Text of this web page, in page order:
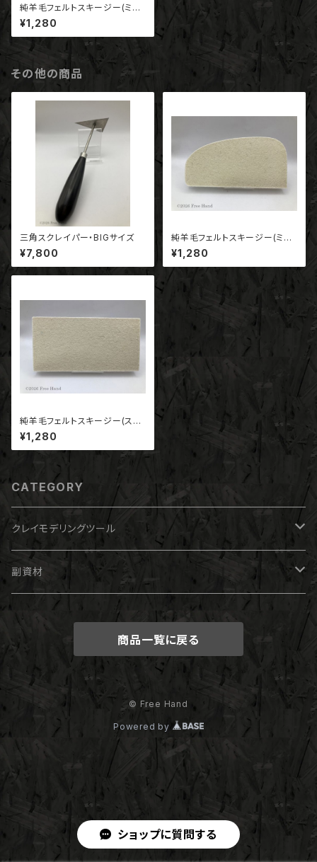
ショップに質問する
純羊毛フェルトスキージー(ミッ
クスタイプ・MX-10）180*90*1
0
¥1,280
その他の商品
三角スクレイパー・BIGサイズ
¥7,800
純羊毛フェルトスキージー(ミッ
クスタイプ・MX-10）180*90*1
0
¥1,280
純羊毛フェルトスキージー(スト
レート標準タイプ・ST-10）180
*90*10
¥1,280
CATEGORY
クレイモデリングツール
フィニッシャー
レーク
副資材
ペイント
商品一覧に戻る
© Free Hand
Powered by